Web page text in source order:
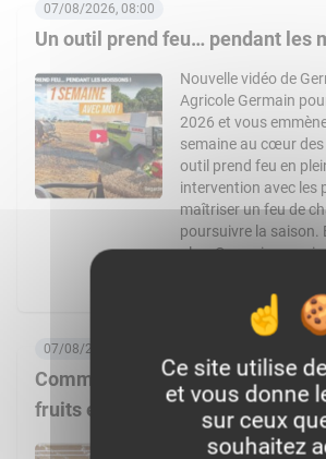
Un outil prend feu… pendant les
07/08/2026, 08:00
Nouvelle vidéo de
Agricole Germain
2026 et vous
semaine au cœur
outil prend feu en
intervention avec les
maîtriser un feu de
poursuivre la saison.
plus :Germain,
Comment Frais Émincés
fruits et légumes ?
07/08/2026, 06:00
Spécialiste de la
Ce site utilise
et vous donne
sur ceux
souhaitez